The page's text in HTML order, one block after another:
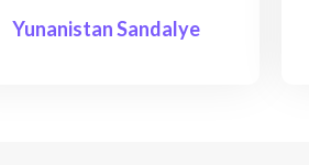
Yunanistan Sandalye